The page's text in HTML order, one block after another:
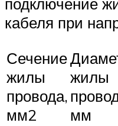
кабеля при
Сечение
жилы
провода,
мм2
жилы
мм